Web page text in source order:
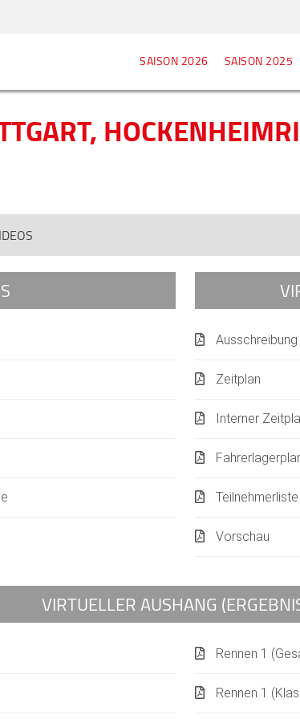
SAISON 2026 SAISON 2025
Ausschreibung
Zeitplan
Interner
Teilnehmerliste
Vorschau
VIRTUELLER AUSHANG
Rennen 1
Rennen 1